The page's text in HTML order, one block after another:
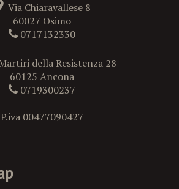
Via Chiaravallese 8
60027 Osimo
0717132330
della Resistenza 28
60125 Ancona
0719300237
P.iva 00477090427